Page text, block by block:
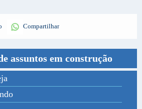
Compartilhar
assuntos em construção